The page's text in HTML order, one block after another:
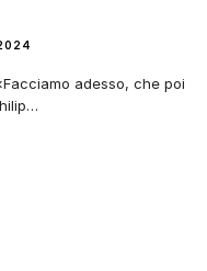
adesso, che poi